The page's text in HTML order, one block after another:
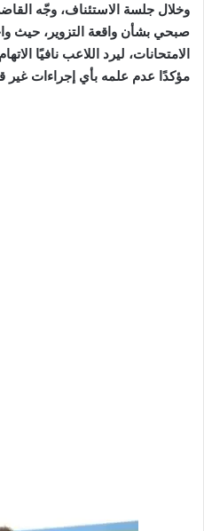
وخلال جلسة الاستئناف، وجّه
صبحي بشأن واقعة التزوير، حيث
الامتحانات، ليرد اللاعب نافيًا
مؤكدًا عدم علمه بأي إجراءات غير